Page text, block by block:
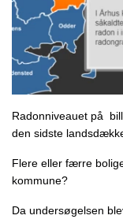
DIV. BØGER/
TEST FOR
Radonniveauet på
den sidste
Flere eller færre
kommune?
Da undersøgelsen